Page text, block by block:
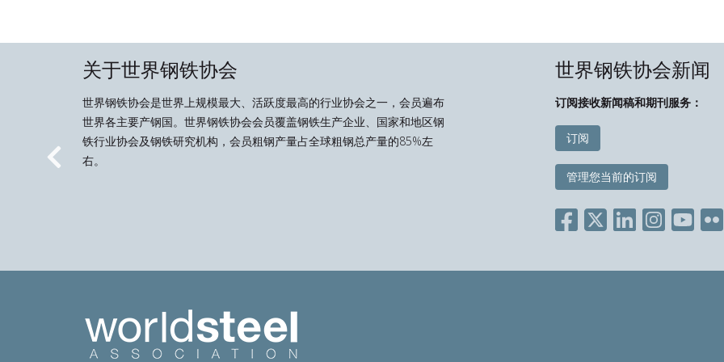
关于世界钢铁协会
世界钢铁协会是世界上规模最大、活跃度最高的行业协会之一，会员遍布
世界各主要产钢国。世界钢铁协会会员覆盖钢铁生产企业、国家和地区钢
铁行业协会及钢铁研究机构，会员粗钢产量占全球粗钢总产量的85%左
右。
世界钢铁协会新闻
订阅接收新闻稿和期刊服务：
订阅
管理您当前的订阅
Previous